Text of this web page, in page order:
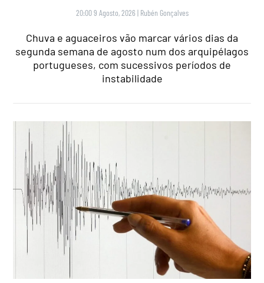
20:00 9 Agosto, 2026 | Rubén Gonçalves
Chuva e aguaceiros vão marcar vários dias da
segunda semana de agosto num dos arquipélagos
portugueses, com sucessivos períodos de
instabilidade